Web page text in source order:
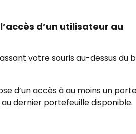
d’un utilisateur au
votre souris au-dessus du
d’un accès à au moins un
dernier portefeuille disponible.